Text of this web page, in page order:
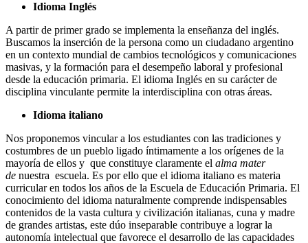
Idioma Inglés
A partir de primer grado se implementa la enseñanza del inglés.
Buscamos la inserción de la persona como un ciudadano argentino
en un contexto mundial de cambios tecnológicos y comunicaciones
masivas, y la formación para el desempeño laboral y profesional
desde la educación primaria. El idioma Inglés en su carácter de
disciplina vinculante permite la interdisciplina con otras áreas.
Idioma italiano
Nos proponemos vincular a los estudiantes con las tradiciones y
costumbres de un pueblo ligado íntimamente a los orígenes de la
mayoría de ellos y que constituye claramente el alma mater
de nuestra escuela. Es por ello que el idioma italiano es materia
curricular en todos los años de la Escuela de Educación Primaria. El
conocimiento del idioma naturalmente comprende indispensables
contenidos de la vasta cultura y civilización italianas, cuna y madre
de grandes artistas, este dúo inseparable contribuye a lograr la
autonomía intelectual que favorece el desarrollo de las capacidades